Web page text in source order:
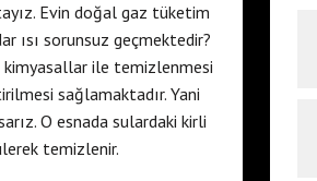
Evin doğal gaz tüketim
ısı sorunsuz geçmektedir?
kimyasallar ile temizlenmesi
sağlamaktadır. Yani
O esnada sulardaki kirli
temizlenir.